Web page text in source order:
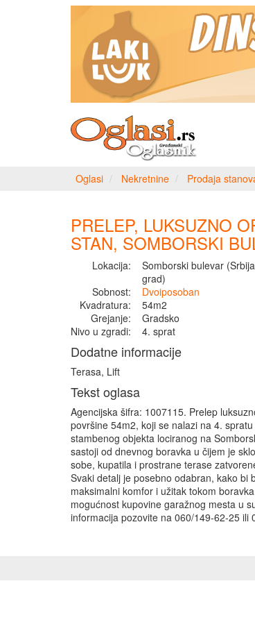
Oglasi Nekretnine Prodaja
PRELEP, LUKSUZNO
STAN, SOMBORSKI
Lokacija:
Somborski bulevar
grad)
Sobnost:
Dvoiposoban
Kvadratura:
54m2
Grejanje:
Gradsko
Nivo u zgradi:
4. sprat
Dodatne informacije
Terasa, Lift
Tekst oglasa
Agencijska šifra: 1007115. Prelep
površine 54m2, koji se nalazi na 4.
stambenog objekta lociranog na
sastoji od dnevnog boravka u čijem je
sobe, kupatila i prostrane terase
Svaki detalj je posebno odabran, kako bi
maksimalni komfor i užitak tokom
mogućnost kupovine garažnog mesta u
informacija pozovite na 060/149-62-25 ili